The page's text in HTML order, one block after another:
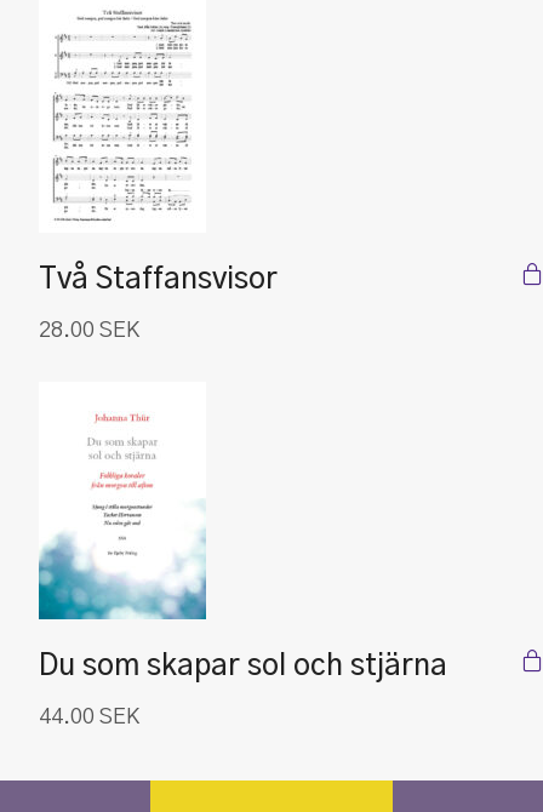
Två Staffansvisor
28.00 SEK
Du som skapar sol och stjärna
44.00 SEK